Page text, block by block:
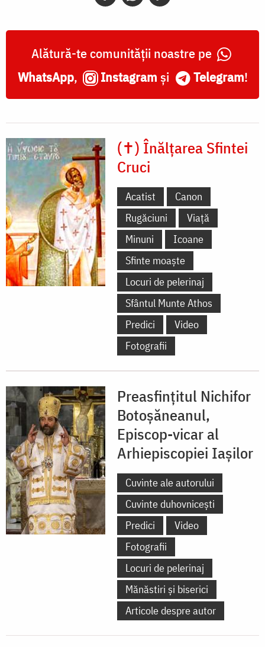
Alătură-te comunității noastre pe
WhatsApp, Instagram și Telegram!
(✝) Înălțarea Sfintei
Cruci
Acatist
Canon
Rugăciuni
Viață
Minuni
Icoane
Sfinte moaște
Locuri de pelerinaj
Sfântul Munte Athos
Predici
Video
Fotografii
Preasfințitul Nichifor
Botoșăneanul,
Episcop-vicar al
Arhiepiscopiei Iașilor
Cuvinte ale autorului
Cuvinte duhovnicești
Predici
Video
Fotografii
Locuri de pelerinaj
Mănăstiri și biserici
Articole despre autor